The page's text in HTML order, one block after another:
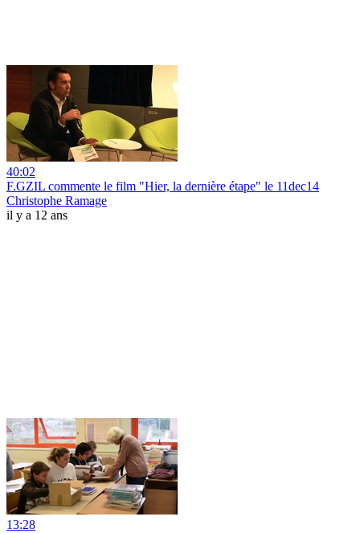
40:02
F.GZIL commente le film "Hier, la dernière étape" le 11dec14
Christophe Ramage
il y a 12 ans
13:28